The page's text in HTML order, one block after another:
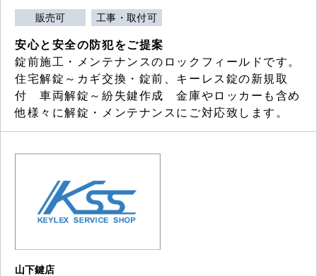
販売可 工事・取付可
安心と安全の防犯をご提案
錠前施工・メンテナンスのロックフィールドです。
住宅解錠～カギ交換・錠前、キーレス錠の新規取
付 車両解錠～紛失鍵作成 金庫やロッカーも含め
他様々に解錠・メンテナンスにご対応致します。
山下鍵店